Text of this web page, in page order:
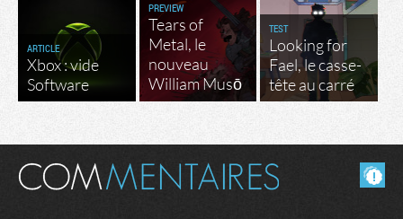
ARTICLE
Xbox : vide
Software
PREVIEW
Tears of
Metal, le
nouveau
William Musō
TEST
Looking for
Fael, le casse-
tête au carré
Masquer les commentaires lus.